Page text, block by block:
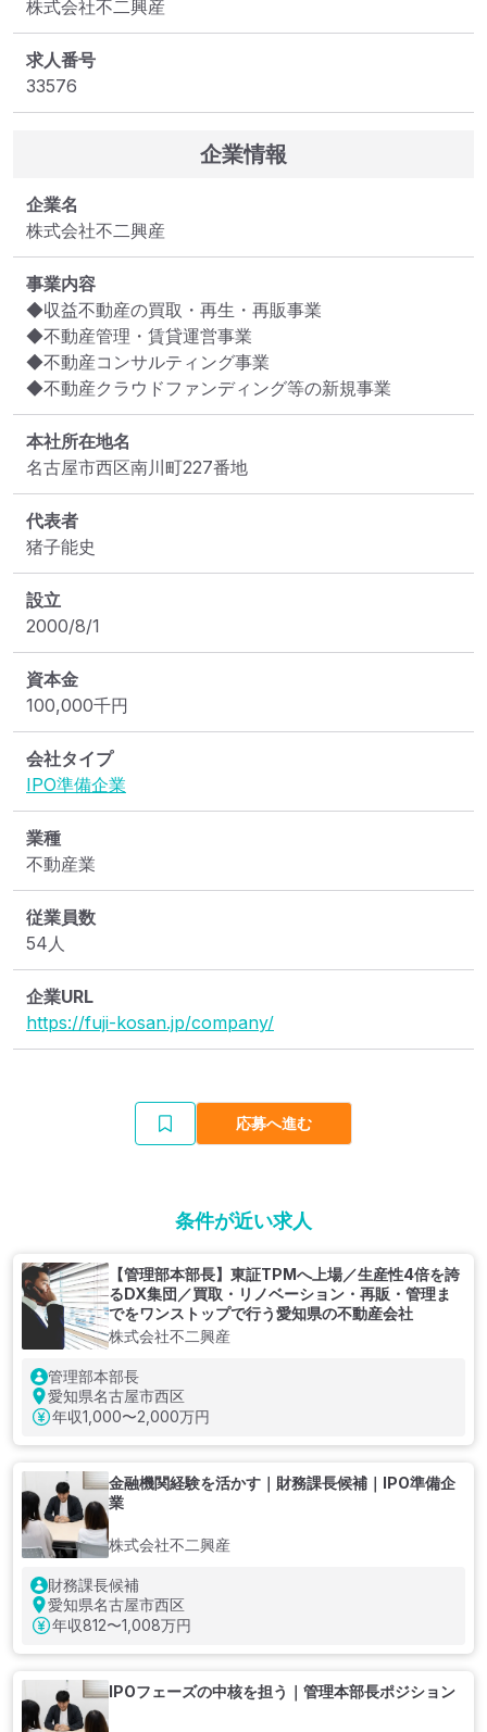
株式会社不二興産
求人番号
33576
企業情報
企業名
株式会社不二興産
事業内容
◆収益不動産の買取・再生・再販事業
◆不動産管理・賃貸運営事業
◆不動産コンサルティング事業
◆不動産クラウドファンディング等の新規事業
本社所在地名
名古屋市西区南川町227番地
代表者
猪子能史
設立
2000/8/1
資本金
100,000千円
会社タイプ
IPO準備企業
業種
不動産業
従業員数
54人
企業URL
https://fuji-kosan.jp/company/
応募へ進む
条件が近い求人
【管理部本部長】東証TPMへ上場／生産性4倍を誇
るDX集団／買取・リノベーション・再販・管理ま
でをワンストップで行う愛知県の不動産会社
株式会社不二興産
管理部本部長
愛知県名古屋市西区
年収1,000〜2,000万円
金融機関経験を活かす｜財務課長候補｜IPO準備企
業
株式会社不二興産
財務課長候補
愛知県名古屋市西区
年収812〜1,008万円
IPOフェーズの中核を担う｜管理本部長ポジション